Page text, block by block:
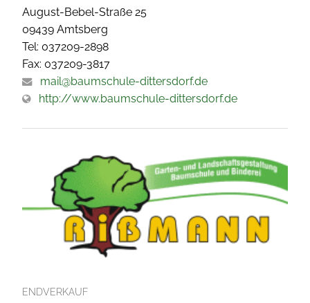
August-Bebel-Straße 25
09439 Amtsberg
Tel: 037209-2898
Fax: 037209-3817
mail@baumschule-dittersdorf.de
http://www.baumschule-dittersdorf.de
ENDVERKAUF